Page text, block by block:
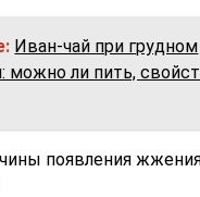
Иван-чай при грудном
можно ли пить,
появления